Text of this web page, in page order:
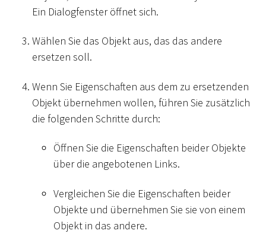
Ein Dialogfenster öffnet sich.
Wählen Sie das Objekt aus, das das andere
ersetzen soll.
Wenn Sie Eigenschaften aus dem zu ersetzenden
Objekt übernehmen wollen, führen Sie zusätzlich
die folgenden Schritte durch:
Öffnen Sie die Eigenschaften beider Objekte
über die angebotenen Links.
Vergleichen Sie die Eigenschaften beider
Objekte und übernehmen Sie sie von einem
Objekt in das andere.